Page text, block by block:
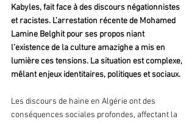
Kabyles, fait face à des discours négationnistes
et racistes. L’arrestation récente de Mohamed
Lamine Belghit pour ses propos niant
l’existence de la culture amazighe a mis en
lumière ces tensions. La situation est complexe,
mêlant enjeux identitaires, politiques et sociaux.
Les discours de haine en Algérie ont des
conséquences sociales profondes, affectant la